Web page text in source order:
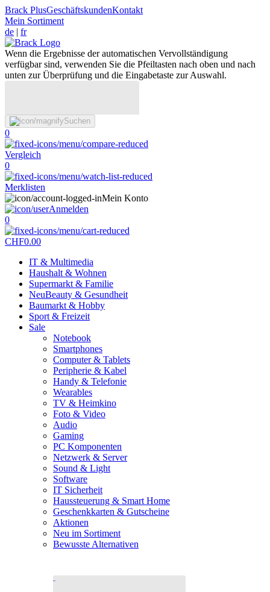
Brack PlusGeschäftskundenKontakt
Mein Sortiment
de | fr
Wenn die Ergebnisse der automatischen Vervollständigung
verfügbar sind, verwenden Sie die Pfeiltasten nach oben und nach
unten zur Überprüfung und die Eingabetaste zur Auswahl.
Suchen
0
Vergleich
0
Merklisten
Mein Konto
Anmelden
0
CHF0.00
IT & Multimedia
Haushalt & Wohnen
Supermarkt & Familie
NeuBeauty & Gesundheit
Baumarkt & Hobby
Sport & Freizeit
Sale
Notebook
Smartphones
Computer & Tablets
Peripherie & Kabel
Handy & Telefonie
Wearables
TV & Heimkino
Foto & Video
Audio
Gaming
PC Komponenten
Netzwerk & Server
Sound & Light
Software
IT Sicherheit
Haussteuerung & Smart Home
Geschenkkarten & Gutscheine
Aktionen
Neu im Sortiment
Bewusste Alternativen